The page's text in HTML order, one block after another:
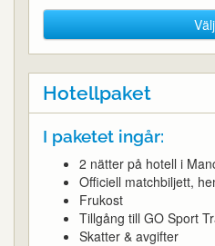
Välj
Hotellpaket
I paketet ingår:
2 nätter på hotell i
Officiell matchbiljett,
Frukost
Tillgång till GO Sport
Skatter & avgifter